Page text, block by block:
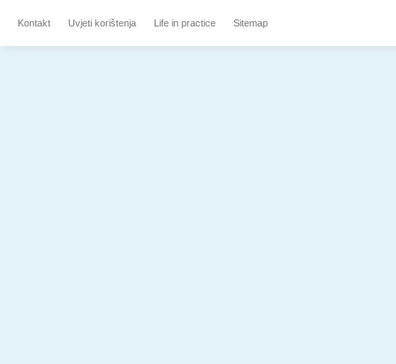
Kontakt Uvjeti korištenja Life in practice Sitemap